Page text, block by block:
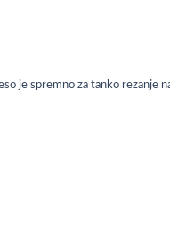
je spremno za tanko rezanje